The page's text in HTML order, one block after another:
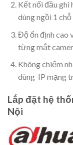
Kết nối đầu ghi
dùng ngồi 1
Độ ổn định cao
từng mắt
Không chiếm
dùng IP mạng
Lắp đặt hệ
Nội